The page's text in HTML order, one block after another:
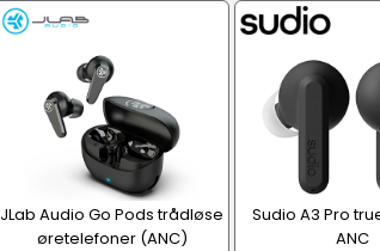
JLab Audio Go Pods trådløse
øretelefoner (ANC)
Sudio A3 Pro
ANC